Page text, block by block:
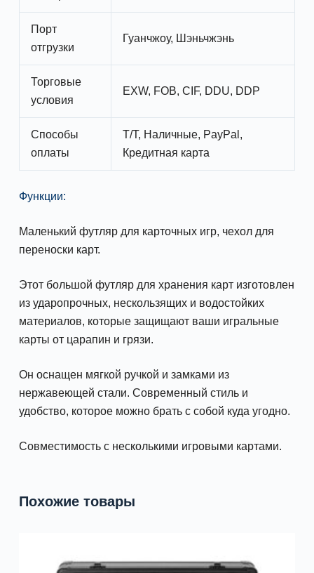
Порт
отгрузки
Гуанчжоу, Шэньчжэнь
Торговые
условия
EXW, FOB, CIF, DDU, DDP
Способы
оплаты
T/T, Наличные, PayPal,
Кредитная карта
Функции:
Маленький футляр для карточных игр, чехол для
переноски карт.
Этот большой футляр для хранения карт изготовлен
из ударопрочных, нескользящих и водостойких
материалов, которые защищают ваши игральные
карты от царапин и грязи.
Он оснащен мягкой ручкой и замками из
нержавеющей стали. Современный стиль и
удобство, которое можно брать с собой куда угодно.
Совместимость с несколькими игровыми картами.
Похожие товары